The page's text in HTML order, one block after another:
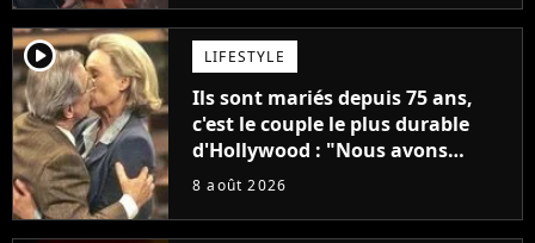
player2 LIFESTYLE
Ils sont mariés depuis 75 ans,
c'est le couple le plus durable
d'Hollywood : "Nous avons
avancé jour après jour, et les
décennies"
8 août 2026